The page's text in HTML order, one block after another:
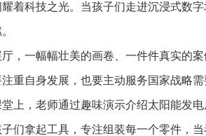
着科技之光。当孩子们走进沉浸式数
，一幅幅壮美的画卷、一件件真实的
重自身发展，也要主动服务国家战略
上，老师通过趣味演示介绍太阳能发
们拿起工具，专注组装每一个零件，